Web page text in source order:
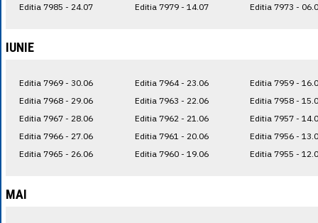
Editia 7985 - 24.07
Editia 7979 - 14.07
Editia 7973 -
IUNIE
Editia 7969 - 30.06
Editia 7968 - 29.06
Editia 7967 - 28.06
Editia 7966 - 27.06
Editia 7965 - 26.06
Editia 7964 - 23.06
Editia 7963 - 22.06
Editia 7962 - 21.06
Editia 7961 - 20.06
Editia 7960 - 19.06
Editia 7959 -
Editia 7958 -
Editia 7957 -
Editia 7956 -
Editia 7955 -
MAI